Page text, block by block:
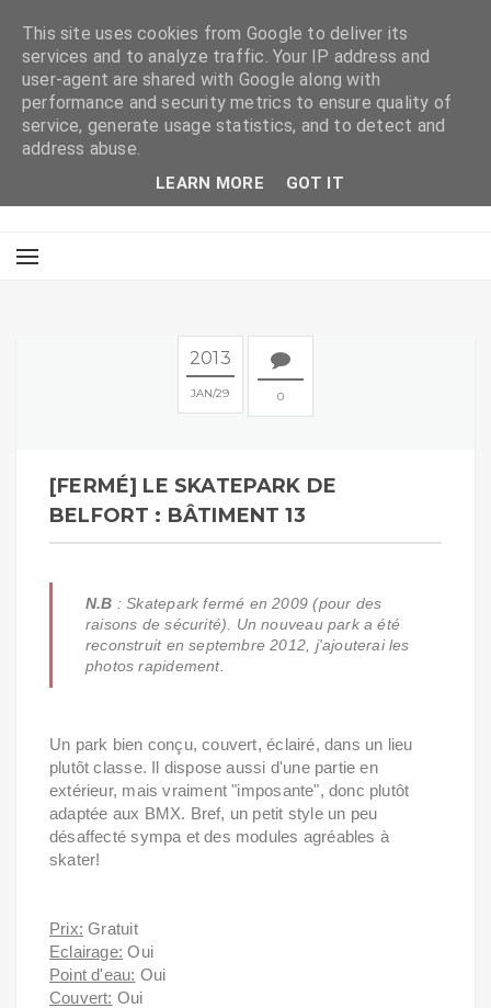
2013
JAN 29 0
[FERMÉ] LE SKATEPARK DE
BELFORT : BÂTIMENT 13
N.B : Skatepark fermé en 2009 (pour des
raisons de sécurité). Un nouveau park a été
reconstruit en septembre 2012, j'ajouterai les
photos rapidement.
Un park bien conçu, couvert, éclairé, dans un lieu
plutôt classe. Il dispose aussi d'une partie en
extérieur, mais vraiment "imposante", donc plutôt
adaptée aux BMX. Bref, un petit style un peu
désaffecté sympa et des modules agréables à
skater!
Prix: Gratuit
Eclairage: Oui
Point d'eau: Oui
Couvert: Oui
This site uses cookies from Google to deliver its
services and to analyze traffic. Your IP address and
user-agent are shared with Google along with
performance and security metrics to ensure quality of
service, generate usage statistics, and to detect and
address abuse.
LEARN MORE GOT IT